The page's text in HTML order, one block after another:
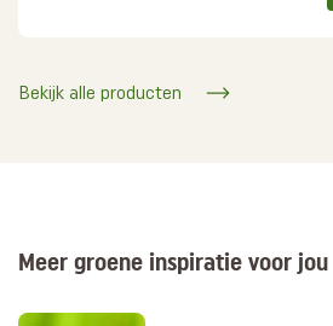
Bekijk alle producten
Meer groene inspiratie voor jou